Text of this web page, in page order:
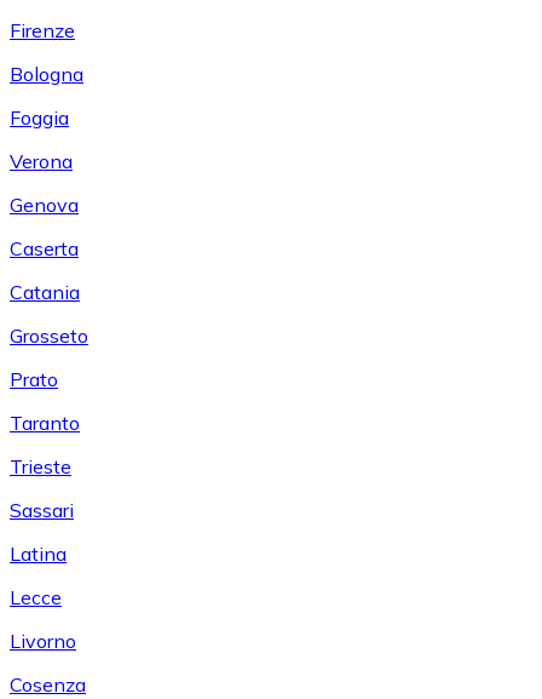
Firenze
Bologna
Foggia
Verona
Genova
Caserta
Catania
Grosseto
Prato
Taranto
Trieste
Sassari
Latina
Lecce
Livorno
Cosenza